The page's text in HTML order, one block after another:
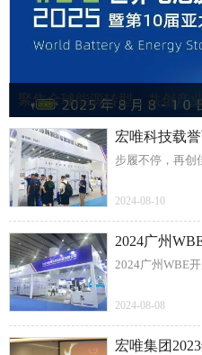
宏唯科技载
步履不停，再创
2024-08-10
2024广州WBE
2024-08-08
宏唯集团